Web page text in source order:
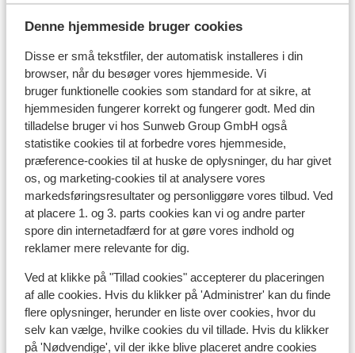
Denne hjemmeside bruger cookies
Disse er små tekstfiler, der automatisk installeres i din
browser, når du besøger vores hjemmeside. Vi
bruger funktionelle cookies som standard for at sikre, at
hjemmesiden fungerer korrekt og fungerer godt. Med din
tilladelse bruger vi hos Sunweb Group GmbH også
statistike cookies til at forbedre vores hjemmeside,
præference-cookies til at huske de oplysninger, du har givet
os, og marketing-cookies til at analysere vores
markedsføringsresultater og personliggøre vores tilbud. Ved
at placere 1. og 3. parts cookies kan vi og andre parter
spore din internetadfærd for at gøre vores indhold og
reklamer mere relevante for dig.
Ved at klikke på "Tillad cookies" accepterer du placeringen
af alle cookies. Hvis du klikker på 'Administrer' kan du finde
flere oplysninger, herunder en liste over cookies, hvor du
selv kan vælge, hvilke cookies du vil tillade. Hvis du klikker
på 'Nødvendige', vil der ikke blive placeret andre cookies
Specialbagage:
Hvis du ønsker at medbringe specielbagage, kan du
angive dette i 'Trin 1' din online booking. Har du angivet
dette, kontakter vi dig efter din bestilling, for at
arrangere nærmere. Eksempler på specielbagage kan
være: kitesurfing udstyr, dykkerudstyr, golfudstyr,
cykel, surfbræt, musikinstrumenter og fiskeriudstyr.
Bemærk, at din specielbagage ikke altid kan medtages i
den normale transfer. I nogle tilfælde opkræves et
ekstra gebyr for at medtage specialbagage i normal
transfer. Dykkerudstyr kan medbringes i normal
transfer, uden ekstra omkostninger. I visse tilfælde
kan en specialtransfer være nødvendigt.
Omkostninger forbundet ved dette, er for egen
regning. Når du har angivet specielbagage i din online
booking, vil vi efterfølgende gennemgå mulighederne
for transfer.